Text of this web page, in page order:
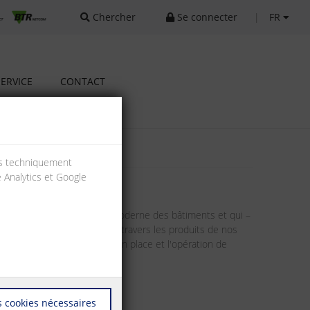
Chercher Se connecter FR
CONTACT
défis de l'automation moderne des bâtiments et qui –
et des exploitants. A travers les produits de nos
besoin pour la mise en place et l'opération de
techniquement
et Google
nécessaires